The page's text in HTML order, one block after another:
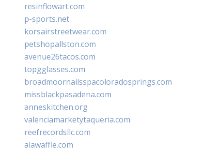
resinflowart.com
p-sports.net
korsairstreetwear.com
petshopallston.com
avenue26tacos.com
topgglasses.com
broadmoornailsspacoloradosprings.com
missblackpasadena.com
anneskitchen.org
valenciamarketytaqueria.com
reefrecordsllc.com
alawaffle.com